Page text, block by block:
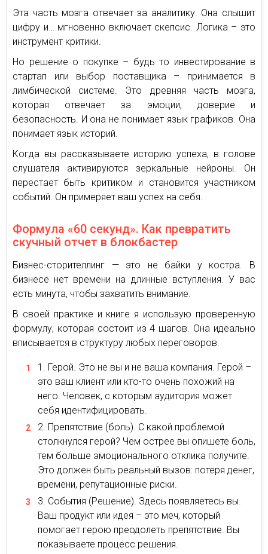
Эта часть мозга отвечает за аналитику. Она слышит
цифру и… мгновенно включает скепсис. Логика – это
инструмент критики.
Но решение о покупке – будь то инвестирование в
стартап или выбор поставщика – принимается в
лимбической системе. Это древняя часть мозга,
которая отвечает за эмоции, доверие и
безопасность. И она не понимает язык графиков. Она
понимает язык историй.
Когда вы рассказываете историю успеха, в голове
слушателя активируются зеркальные нейроны. Он
перестает быть критиком и становится участником
событий. Он примеряет ваш успех на себя.
Формула «60 секунд». Как превратить
скучный отчет в блокбастер
Бизнес-сторителлинг — это не байки у костра. В
бизнесе нет времени на длинные вступления. У вас
есть минута, чтобы захватить внимание.
В своей практике и книге я использую проверенную
формулу, которая состоит из 4 шагов. Она идеально
вписывается в структуру любых переговоров.
Герой. Это не вы и не ваша компания. Герой –
это ваш клиент или кто-то очень похожий на
него. Человек, с которым аудитория может
себя идентифицировать.
Препятствие (боль). С какой проблемой
столкнулся герой? Чем острее вы опишете боль,
тем больше эмоционального отклика получите.
Это должен быть реальный вызов: потеря денег,
времени, репутационные риски.
События (Решение). Здесь появляетесь вы.
Ваш продукт или идея – это меч, который
помогает герою преодолеть препятствие. Вы
показываете процесс решения.